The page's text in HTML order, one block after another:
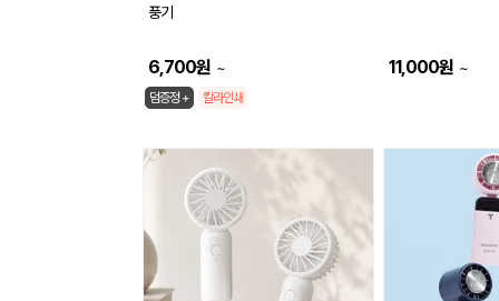
풍기
6,700원 ~
덤증정 + 칼라인쇄
11,000원 ~